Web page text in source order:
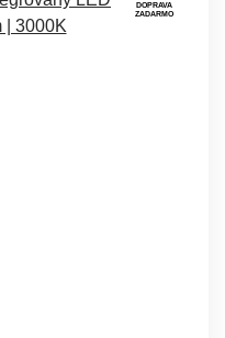
DOPRAVA
ZADARMO